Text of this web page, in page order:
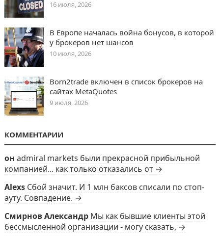
16 июля, 2026
В Европе началась война бонусов, в которой
у брокеров нет шансов
10 июля, 2026
Born2trade включен в список брокеров на
сайтах MetaQuotes
9 июля, 2026
КОММЕНТАРИИ
он admiral markets были прекрасной прибыльной
компанией... как только отказались от →
Alexs Сбой значит. И 1 млн баксов списали по стоп-
ауту. Совпадение. →
Смирнов Александр Мы как бывшие клиенты этой
бессмысленной организации - могу сказать, →